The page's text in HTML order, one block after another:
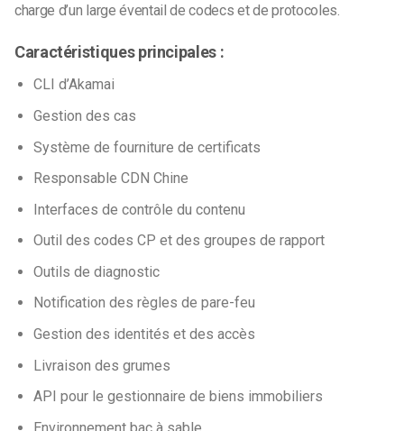
charge d’un large éventail de codecs et de protocoles.
Caractéristiques principales :
CLI d’Akamai
Gestion des cas
Système de fourniture de certificats
Responsable CDN Chine
Interfaces de contrôle du contenu
Outil des codes CP et des groupes de rapport
Outils de diagnostic
Notification des règles de pare-feu
Gestion des identités et des accès
Livraison des grumes
API pour le gestionnaire de biens immobiliers